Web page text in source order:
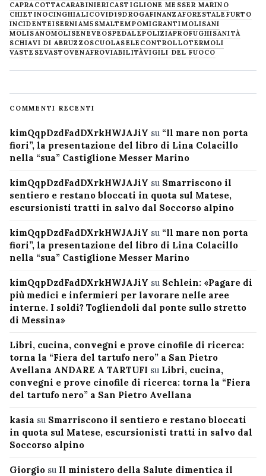
CAPRACOTTACARABINIERICASTIGLIONE MESSER MARINO
CHIETINOCINGHIALICOVID19DROGAFINANZAFORESTALE FURTO
INCIDENTEISERNIAM5SMALTEMPOMIGRANTIMOLISANI
MOLISANOMOLISENEVE OSPEDALEPOLIZIAPROFUGHISANITÀ
SCHIAVI DI ABRUZZOSCUOLASELECONTROLLOTERMOLI
VASTESEVASTOVENAFROVIABILITÀVIGILI DEL FUOCO
COMMENTI RECENTI
kimQqpDzdFadDXrkHWJAJiY su “Il mare non porta
fiori”, la presentazione del libro di Lina Colacillo
nella “sua” Castiglione Messer Marino
kimQqpDzdFadDXrkHWJAJiY su Smarriscono il
sentiero e restano bloccati in quota sul Matese,
escursionisti tratti in salvo dal Soccorso alpino
kimQqpDzdFadDXrkHWJAJiY su “Il mare non porta
fiori”, la presentazione del libro di Lina Colacillo
nella “sua” Castiglione Messer Marino
kimQqpDzdFadDXrkHWJAJiY su Schlein: «Pagare di
più medici e infermieri per lavorare nelle aree
interne. I soldi? Togliendoli dal ponte sullo stretto
di Messina»
Libri, cucina, convegni e prove cinofile di ricerca:
torna la “Fiera del tartufo nero” a San Pietro
Avellana ANDARE A TARTUFI su Libri, cucina,
convegni e prove cinofile di ricerca: torna la “Fiera
del tartufo nero” a San Pietro Avellana
kasia su Smarriscono il sentiero e restano bloccati
in quota sul Matese, escursionisti tratti in salvo dal
Soccorso alpino
Giorgio su Il ministero della Salute dimentica il